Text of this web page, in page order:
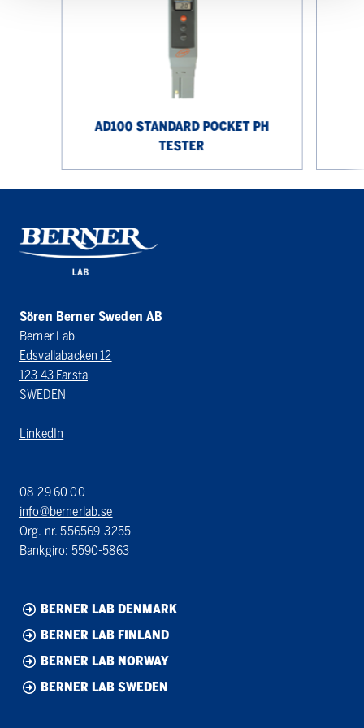
AD100 STANDARD POCKET PH
TESTER
Sören Berner Sweden AB
Berner Lab
Edsvallabacken 12
123 43 Farsta
SWEDEN
LinkedIn
08-29 60 00
info@bernerlab.se
Org. nr. 556569-3255
Bankgiro: 5590-5863
BERNER LAB DENMARK
BERNER LAB FINLAND
BERNER LAB NORWAY
BERNER LAB SWEDEN